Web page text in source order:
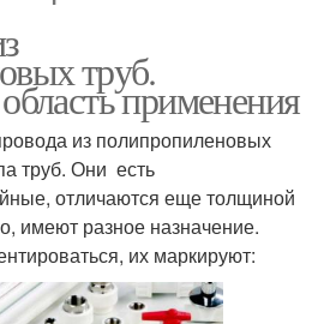
труб.
применения
из полипропиленовых
труб. Они есть
отличаются еще толщиной
имеют разное назначение.
их маркируют: